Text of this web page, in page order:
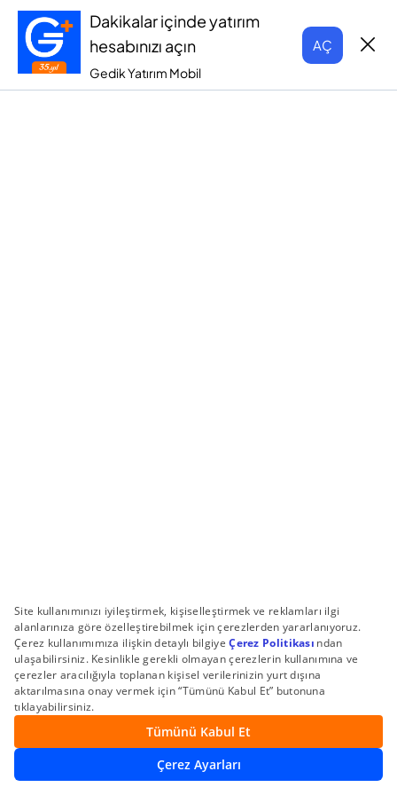
Dakikalar içinde yatırım
hesabınızı açın
Gedik Yatırım Mobil
AÇ